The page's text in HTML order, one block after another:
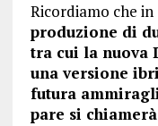
Ricordiamo che in
produzione di
tra cui la nuova
una versione
futura
pare si